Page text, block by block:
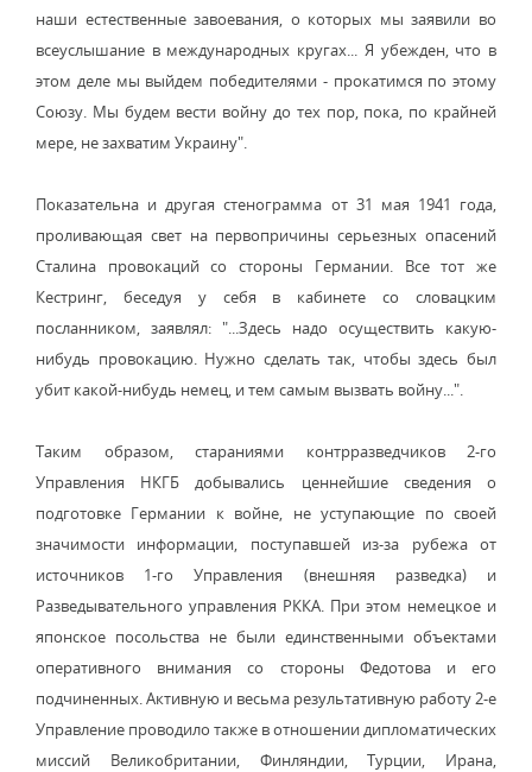
наши естественные завоевания, о которых мы заявили во
всеуслышание в международных кругах... Я убежден, что в
этом деле мы выйдем победителями - прокатимся по этому
Союзу. Мы будем вести войну до тех пор, пока, по крайней
мере, не захватим Украину".
Показательна и другая стенограмма от 31 мая 1941 года,
проливающая свет на первопричины серьезных опасений
Сталина провокаций со стороны Германии. Все тот же
Кестринг, беседуя у себя в кабинете со словацким
посланником, заявлял: "...Здесь надо осуществить какую-
нибудь провокацию. Нужно сделать так, чтобы здесь был
убит какой-нибудь немец, и тем самым вызвать войну...".
Таким образом, стараниями контрразведчиков 2-го
Управления НКГБ добывались ценнейшие сведения о
подготовке Германии к войне, не уступающие по своей
значимости информации, поступавшей из-за рубежа от
источников 1-го Управления (внешняя разведка) и
Разведывательного управления РККА. При этом немецкое и
японское посольства не были единственными объектами
оперативного внимания со стороны Федотова и его
подчиненных. Активную и весьма результативную работу 2-е
Управление проводило также в отношении дипломатических
миссий Великобритании, Финляндии, Турции, Ирана,